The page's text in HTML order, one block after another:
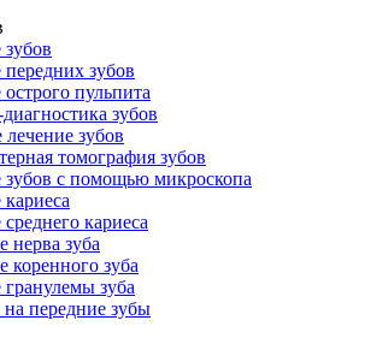
зубов
пульпита
зубов
зубов
томография зубов
зубов с помощью микроскопа
кариеса
нерва зуба
коренного зуба
зуба
передние зубы